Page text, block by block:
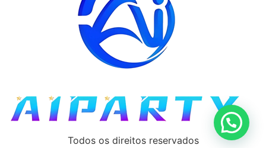
Todos os direitos reservados